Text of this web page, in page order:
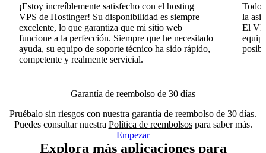
¡Estoy increíblemente satisfecho con el hosting
VPS de Hostinger! Su disponibilidad es siempre
excelente, lo que garantiza que mi sitio web
funcione a la perfección. Siempre que he necesitado
ayuda, su equipo de soporte técnico ha sido rápido,
competente y realmente servicial.
Todo
la
El
Garantía de reembolso de 30 días
Pruébalo sin riesgos con nuestra garantía de reembolso de 30 días.
Puedes consultar nuestra Política de reembolsospara saber más.
Empezar
Explora más aplicaciones para